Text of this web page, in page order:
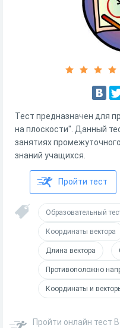
Тест предназначен для
на плоскости". Данный
занятиях
знаний учащихся.
Пройти тест
Образовательный
Координаты вектора
Длина вектора
Противоположно
Координаты и
Пройти онлайн тест